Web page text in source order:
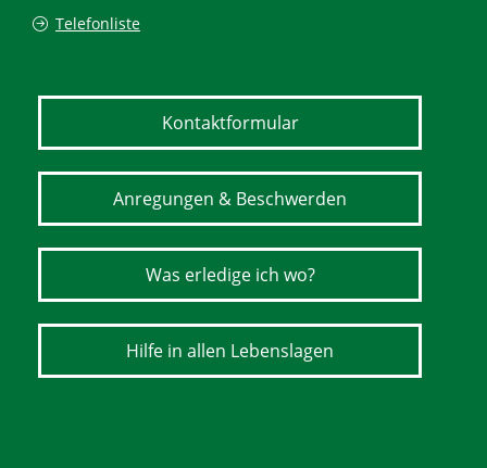
Telefonliste
Kontaktformular
Anregungen & Beschwerden
Was erledige ich wo?
Hilfe in allen Lebenslagen